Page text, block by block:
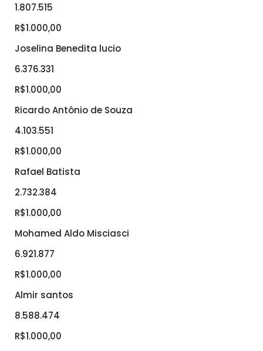
1.807.515
R$1.000,00
Joselina Benedita lucio
6.376.331
R$1.000,00
Ricardo Antônio de Souza
4.103.551
R$1.000,00
Rafael Batista
2.732.384
R$1.000,00
Mohamed Aldo Misciasci
6.921.877
R$1.000,00
Almir santos
8.588.474
R$1.000,00